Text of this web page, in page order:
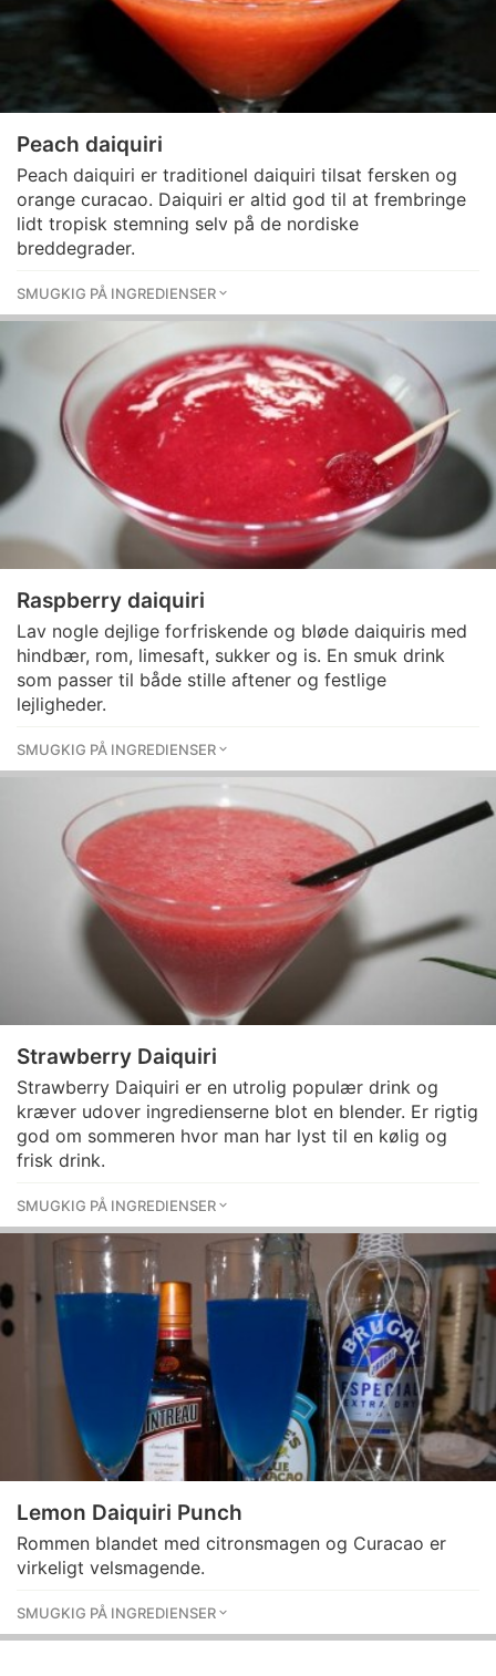
Peach daiquiri
Peach daiquiri er traditionel daiquiri tilsat fersken og
orange curacao. Daiquiri er altid god til at frembringe
lidt tropisk stemning selv på de nordiske
breddegrader.
SMUGKIG PÅ INGREDIENSER
Raspberry daiquiri
Lav nogle dejlige forfriskende og bløde daiquiris med
hindbær, rom, limesaft, sukker og is. En smuk drink
som passer til både stille aftener og festlige
lejligheder.
SMUGKIG PÅ INGREDIENSER
Strawberry Daiquiri
Strawberry Daiquiri er en utrolig populær drink og
kræver udover ingredienserne blot en blender. Er rigtig
god om sommeren hvor man har lyst til en kølig og
frisk drink.
SMUGKIG PÅ INGREDIENSER
Lemon Daiquiri Punch
Rommen blandet med citronsmagen og Curacao er
virkeligt velsmagende.
SMUGKIG PÅ INGREDIENSER